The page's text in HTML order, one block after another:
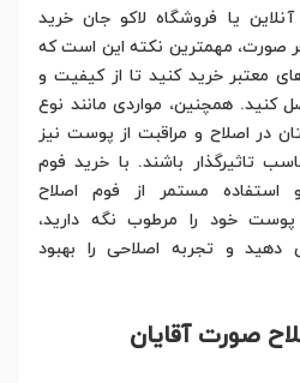
یا فروشگاه لاکو جان خرید
صورت، مهمترین نکته این است که
معتبر خرید کنید تا از کیفیت و
کنید. همچنین، مواردی مانند نوع
در اصلاح و مراقبت از پوست نیز
تاثیرگذار باشند. با خرید فوم
استفاده مستمر از فوم اصلاح
پوست خود را مرطوب نگه دارید،
و تجربه اصلاحی را بهبود
صورت آقایان